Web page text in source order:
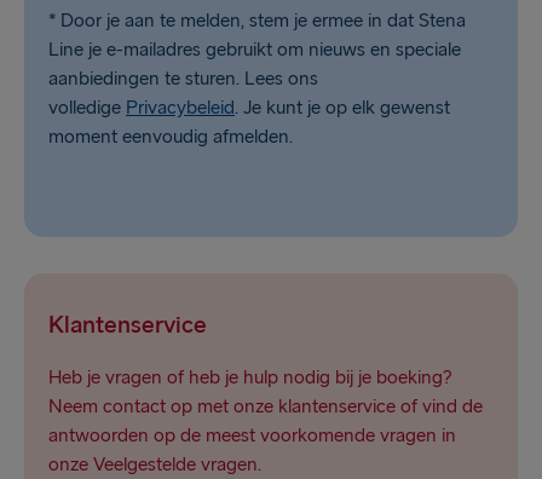
* Door je aan te melden, stem je ermee in dat Stena
Line je e-mailadres gebruikt om nieuws en speciale
aanbiedingen te sturen. Lees ons
volledige Privacybeleid. Je kunt je op elk gewenst
moment eenvoudig afmelden.
Klantenservice
Heb je vragen of heb je hulp nodig bij je boeking?
Neem contact op met onze klantenservice of vind de
antwoorden op de meest voorkomende vragen in
onze Veelgestelde vragen.